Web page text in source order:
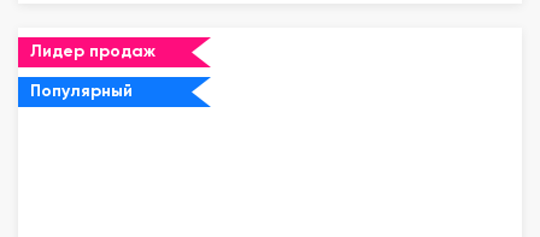
Лидер продаж
Популярный